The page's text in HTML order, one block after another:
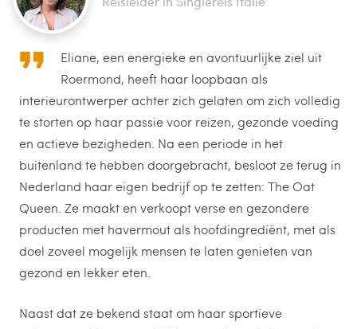
Eliane, een energieke en avontuurlijke ziel uit
Roermond, heeft haar loopbaan als
interieurontwerper achter zich gelaten om zich volledig
te storten op haar passie voor reizen, gezonde voeding
en actieve bezigheden. Na een periode in het
buitenland te hebben doorgebracht, besloot ze terug in
Nederland haar eigen bedrijf op te zetten: The Oat
Queen. Ze maakt en verkoopt verse en gezondere
producten met havermout als hoofdingrediënt, met als
doel zoveel mogelijk mensen te laten genieten van
gezond en lekker eten.
Naast dat ze bekend staat om haar sportieve